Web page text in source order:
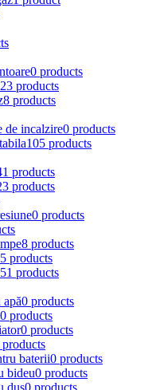
0 products
23 products
8 products
de incalzire0 products
105 products
products
products
0 products
8 products
5 products
51 products
0 products
0 products
0 products
products
baterii0 products
bideu0 products
duș0 products